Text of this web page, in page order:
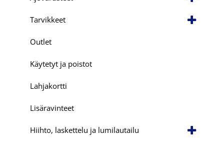
Tarvikkeet
Outlet
Käytetyt ja poistot
Lahjakortti
Lisäravinteet
Hiihto, laskettelu ja lumilautailu